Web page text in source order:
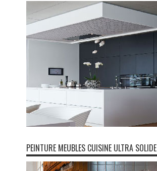
PEINTURE MEUBLES CUISINE ULTRA SOLIDE